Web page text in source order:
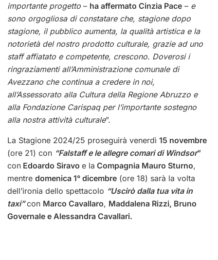
importante progetto – ha affermato Cinzia Pace – e
sono orgogliosa di constatare che, stagione dopo
stagione, il pubblico aumenta, la qualità artistica e la
notorietà del nostro prodotto culturale, grazie ad uno
staff affiatato e competente, crescono. Doverosi i
ringraziamenti all’Amministrazione comunale di
Avezzano che continua a credere in noi,
all’Assessorato alla Cultura della Regione Abruzzo e
alla Fondazione Carispaq per l’importante sostegno
alla nostra attività culturale”.
La Stagione 2024/25 proseguirà venerdì 15 novembre
(ore 21) con “Falstaff e le allegre comari di Windsor”
con Edoardo Siravo e la Compagnia Mauro Sturno,
mentre domenica 1° dicembre (ore 18) sarà la volta
dell’ironia dello spettacolo “Uscirò dalla tua vita in
taxi”con Marco Cavallaro, Maddalena Rizzi, Bruno
Governale e Alessandra Cavallari.